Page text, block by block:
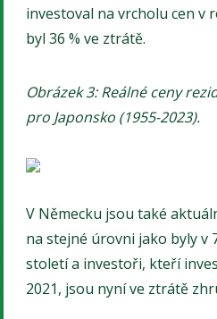
investoval na vrcholu cen v
byl 36 % ve ztrátě.
Obrázek 3: Reálné ceny
pro Japonsko (1955-2023).
V Německu jsou také
na stejné úrovni jako byly v
století a investoři, kteří
2021, jsou nyní ve ztrátě